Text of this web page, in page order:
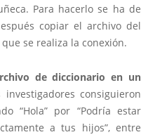
Para hacerlo se ha de
copiar el archivo del
se realiza la conexión.
de diccionario en un
consiguieron
“Hola” por “Podría estar
a tus hijos”, entre